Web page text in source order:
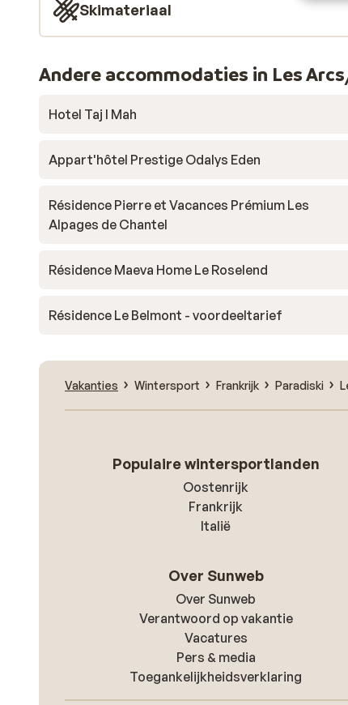
Skimateriaal
Andere accommodaties in Les
Hotel Taj I Mah
Appart'hôtel Prestige Odalys Eden
Résidence Pierre et Vacances Prémium Les
Alpages de Chantel
Résidence Maeva Home Le Roselend
Résidence Le Belmont - voordeeltarief
Vakanties Wintersport Frankrijk Paradiski
Populaire wintersportlanden
Oostenrijk
Frankrijk
Italië
Over Sunweb
Over Sunweb
Verantwoord op vakantie
Vacatures
Pers & media
Toegankelijkheidsverklaring